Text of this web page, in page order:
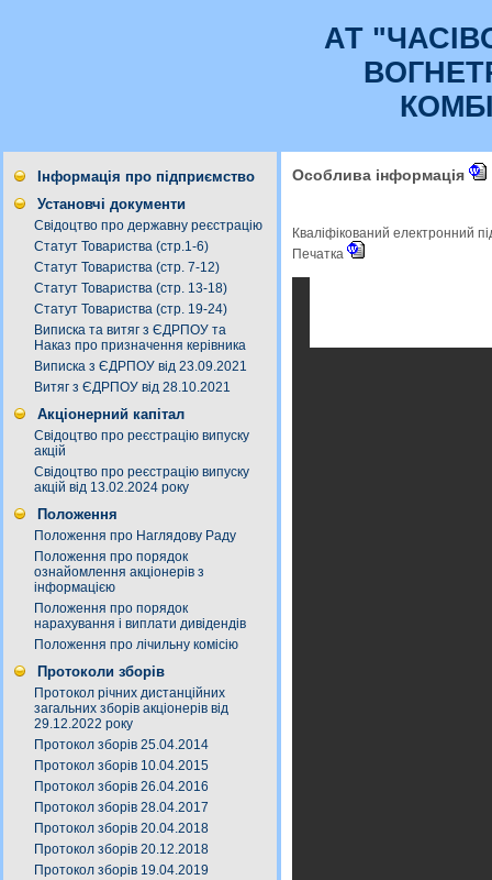
АТ
Інформація про підприємство
Установчі документи
Свідоцтво про державну реєстрацію
Статут Товариства (стр.1-6)
Статут Товариства (стр. 7-12)
Статут Товариства (стр. 13-18)
Статут Товариства (стр. 19-24)
Виписка та витяг з ЄДРПОУ та
Наказ про призначення керівника
Виписка з ЄДРПОУ від 23.09.2021
Витяг з ЄДРПОУ від 28.10.2021
Акціонерний капітал
Свідоцтво про реєстрацію випуску
акцій
Свідоцтво про реєстрацію випуску
акцій від 13.02.2024 року
Положення
Положення про Наглядову Раду
Положення про порядок
ознайомлення акціонерів з
інформацією
Положення про порядок
нарахування і виплати дивідендів
Положення про лічильну комісію
Протоколи зборів
Протокол річних дистанційних
загальних зборів акціонерів від
29.12.2022 року
Протокол зборів 25.04.2014
Протокол зборів 10.04.2015
Протокол зборів 26.04.2016
Протокол зборів 28.04.2017
Протокол зборів 20.04.2018
Протокол зборів 20.12.2018
Протокол зборів 19.04.2019
Особлива інформація
Кваліфікований електронний
Печатка